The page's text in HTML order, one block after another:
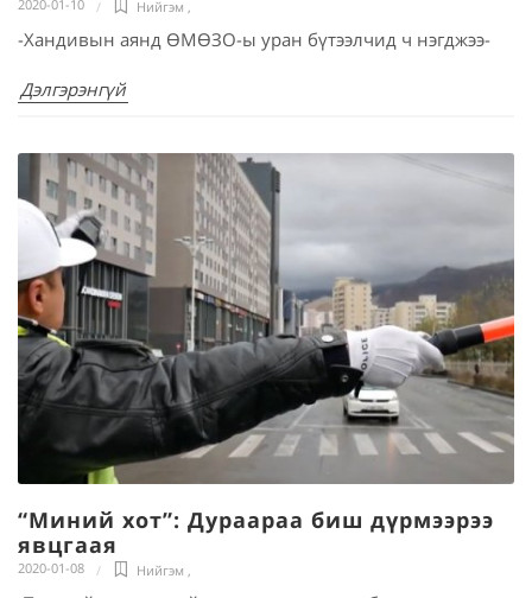
2020-01-10 Нийгэм ,
-Хандивын аянд ӨМӨЗО-ы уран бүтээлчид ч нэгджээ-
Дэлгэрэнгүй
“Миний хот”: Дураараа биш дүрмээрээ
явцгаая
2020-01-08 Нийгэм ,